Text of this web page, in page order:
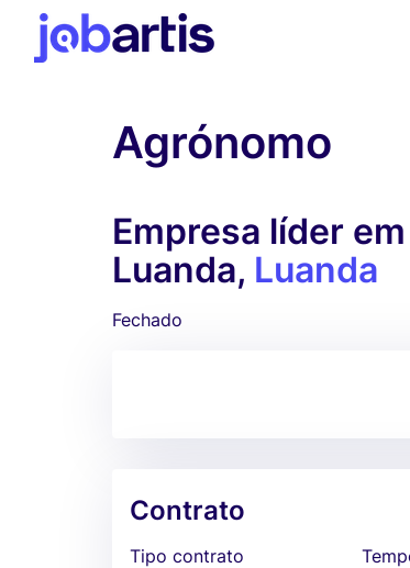
Agrónomo
Empresa líder
Luanda, Luanda
Fechado
Contrato
Tipo contrato